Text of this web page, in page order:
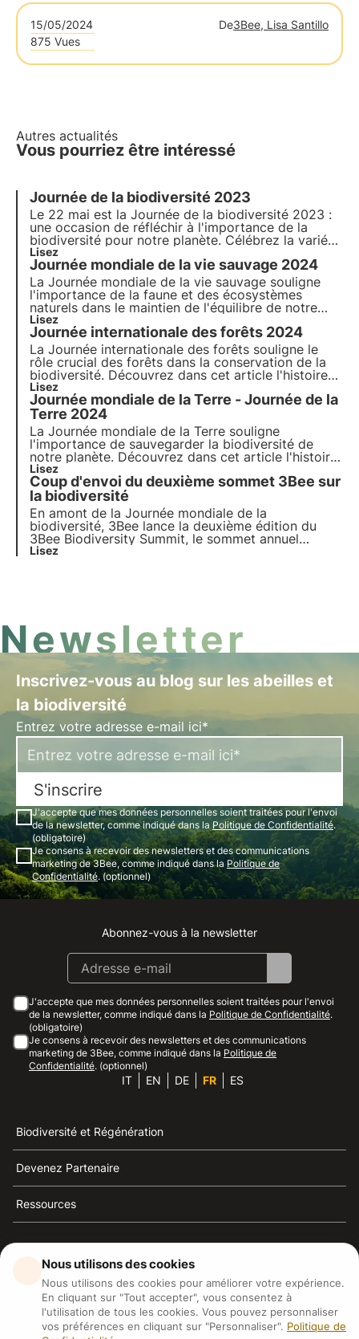
15/05/2024 De3Bee, Lisa Santillo
875 Vues
Autres actualités
Vous pourriez être intéressé
Journée de la biodiversité 2023
Le 22 mai est la Journée de la biodiversité 2023 :
une occasion de réfléchir à l'importance de la
biodiversité pour notre planète. Célébrez la variété
de la vie sur Terre ! Lisez notre article pour en
savoir plus.
Lisez
Journée mondiale de la vie sauvage 2024
La Journée mondiale de la vie sauvage souligne
l'importance de la faune et des écosystèmes
naturels dans le maintien de l'équilibre de notre
planète. Découvrez dans cet article l'histoire de la
Journée mondiale de la vie sauvage, le thème de
2024 et l'engagement de 3Bee dans la surveillance
et la régénération de la biodiversité.
Lisez
Journée internationale des forêts 2024
La Journée internationale des forêts souligne le
rôle crucial des forêts dans la conservation de la
biodiversité. Découvrez dans cet article l'histoire
de la Journée mondiale des forêts, le thème de
2024 et l'engagement de 3Bee à planter des forêts
nectarifères.
Lisez
Journée mondiale de la Terre - Journée de la
Terre 2024
La Journée mondiale de la Terre souligne
l'importance de sauvegarder la biodiversité de
notre planète. Découvrez dans cet article l'histoire
de la Journée de la Terre, le thème de 2024 et
l'engagement de 3Bee dans la surveillance et la
protection des insectes pollinisateurs.
Lisez
Coup d'envoi du deuxième sommet 3Bee sur
la biodiversité
En amont de la Journée mondiale de la
biodiversité, 3Bee lance la deuxième édition du
3Bee Biodiversity Summit, le sommet annuel
entièrement dédié à la biodiversité qui se tiendra le
Lisez
Newsletter
Inscrivez-vous au blog sur les abeilles et
la biodiversité
Entrez votre adresse e-mail ici*
S'inscrire
J'accepte que mes données personnelles soient traitées pour l'envoi
de la newsletter, comme indiqué dans la Politique de Confidentialité.
(obligatoire)
Je consens à recevoir des newsletters et des communications
marketing de 3Bee, comme indiqué dans la Politique de
Confidentialité. (optionnel)
Instagram
Facebook
Linkedin
Youtube
Abonnez-vous à la newsletter
J'accepte que mes données personnelles soient traitées pour l'envoi
de la newsletter, comme indiqué dans la Politique de Confidentialité.
(obligatoire)
Je consens à recevoir des newsletters et des communications
marketing de 3Bee, comme indiqué dans la Politique de
Confidentialité. (optionnel)
IT EN DE FR ES
Biodiversité et Régénération
Devenez Partenaire
Ressources
3Bee est la référence du développement durable, de la
défense des abeilles et de la biodiversité
Nous utilisons des cookies
Nous utilisons des cookies pour améliorer votre expérience.
En cliquant sur "Tout accepter", vous consentez à
l'utilisation de tous les cookies. Vous pouvez personnaliser
vos préférences en cliquant sur "Personnaliser". Politique de